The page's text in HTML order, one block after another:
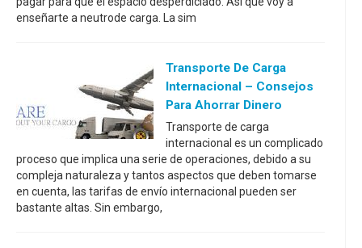
enseñarte a neutrode carga. La sim
Transporte De Carga
Internacional – Consejos
Para Ahorrar Dinero
Transporte de carga
internacional es un complicado
proceso que implica una serie de operaciones, debido a su
compleja naturaleza y tantos aspectos que deben tomarse
en cuenta, las tarifas de envío internacional pueden ser
bastante altas. Sin embargo,